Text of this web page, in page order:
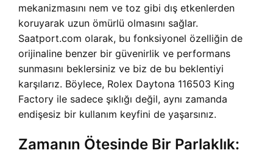
mekanizmasını nem ve toz gibi dış etkenlerden
koruyarak uzun ömürlü olmasını sağlar.
Saatport.com olarak, bu fonksiyonel özelliğin de
orijinaline benzer bir güvenirlik ve performans
sunmasını beklersiniz ve biz de bu beklentiyi
karşılarız. Böylece, Rolex Daytona 116503 King
Factory ile sadece şıklığı değil, aynı zamanda
endişesiz bir kullanım keyfini de yaşarsınız.
Zamanın Ötesinde Bir Parlaklık: